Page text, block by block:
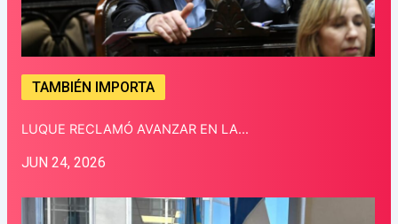
TAMBIÉN IMPORTA
LUQUE RECLAMÓ AVANZAR EN LA…
JUN 24, 2026